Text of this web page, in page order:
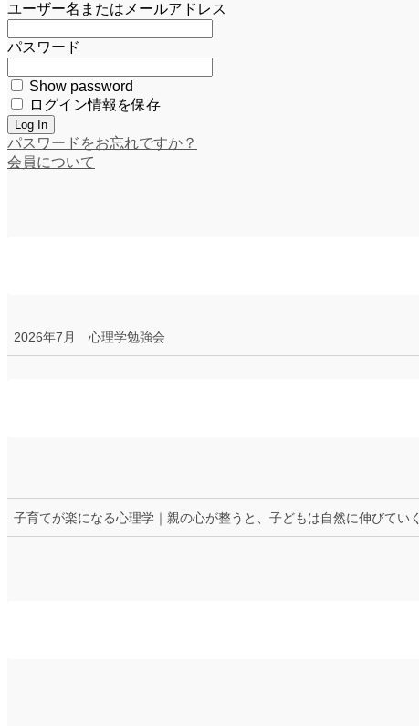
ユーザー名またはメールアドレス
パスワード
Show password
ログイン情報を保存
パスワードをお忘れですか？
会員について
2026年7月 心理学勉強会
子育てが楽になる心理学｜親の心が整うと、子どもは自然に伸びていく